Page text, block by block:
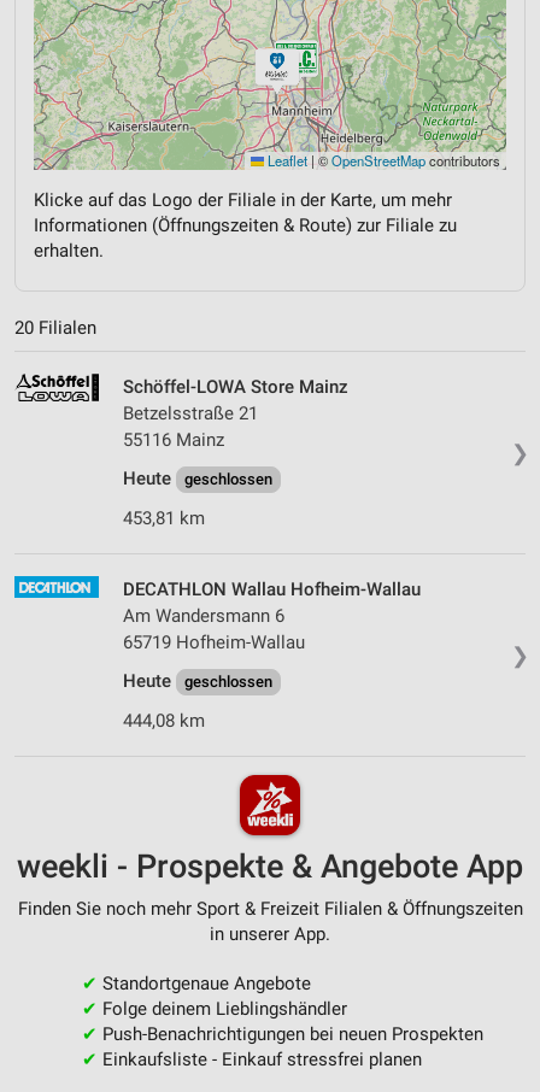
Leaflet | ©OpenStreetMapcontributors
Klicke auf das Logo der Filiale in der Karte, um mehr
Informationen (Öffnungszeiten & Route) zur Filiale zu
erhalten.
20 Filialen
❯
Schöffel-LOWA Store Mainz
Betzelsstraße 21
55116 Mainz
Heute
geschlossen
453,81 km
❯
DECATHLON Wallau Hofheim-Wallau
Am Wandersmann 6
65719 Hofheim-Wallau
Heute
geschlossen
444,08 km
weekli - Prospekte & Angebote App
Finden Sie noch mehr Sport & Freizeit Filialen & Öffnungszeiten
in unserer App.
✔ Standortgenaue Angebote
✔ Folge deinem Lieblingshändler
✔ Push-Benachrichtigungen bei neuen Prospekten
✔ Einkaufsliste - Einkauf stressfrei planen